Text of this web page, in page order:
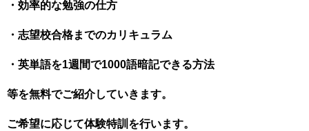
・効率的な勉強の仕方
・志望校合格までのカリキュラム
・英単語を1週間で1000語暗記できる方法
等を無料でご紹介していきます。
ご希望に応じて体験特訓を行います。